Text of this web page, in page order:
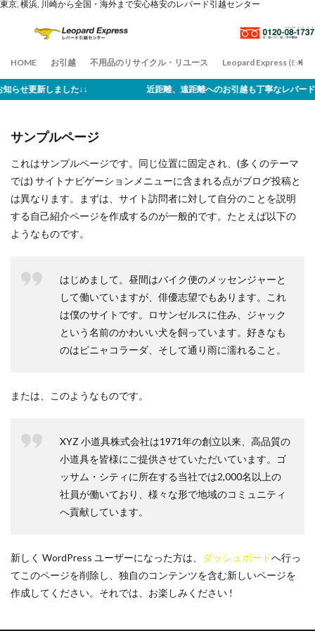
東京, 横浜, 川崎から全国・海外まで安心格安のレパード引越センター
HOME お引越 不用品のリサイクル・リユース Leopard Express
知らせ更新しました↓↓ 近距離、遠距離へのお引越も丁寧なレパードの
サンプルページ
これはサンプルページです。同じ位置に固定され、(多くのテーマ
では) サイトナビゲーションメニューに含まれる点がブログ投稿と
は異なります。まずは、サイト訪問者に対して自分のことを説明
する自己紹介ページを作成するのが一般的です。たとえば以下の
ようなものです。
はじめまして。昼間はバイク便のメッセンジャーと
して働いていますが、俳優志望でもあります。これ
は僕のサイトです。ロサンゼルスに住み、ジャック
という名前のかわいい犬を飼っています。好きなも
のはピニャコラーダ、そして通り雨に濡れること。
または、このようなものです。
XYZ 小道具株式会社は1971年の創立以来、高品質の
小道具を皆様にご提供させていただいています。ゴ
ッサム・シティに所在する当社では2,000名以上の
社員が働いており、様々な形で地域のコミュニティ
へ貢献しています。
新しく WordPress ユーザーになった方は、 ダッシュボードへ行っ
てこのページを削除し、独自のコンテンツを含む新しいページを
作成してください。それでは、お楽しみください !